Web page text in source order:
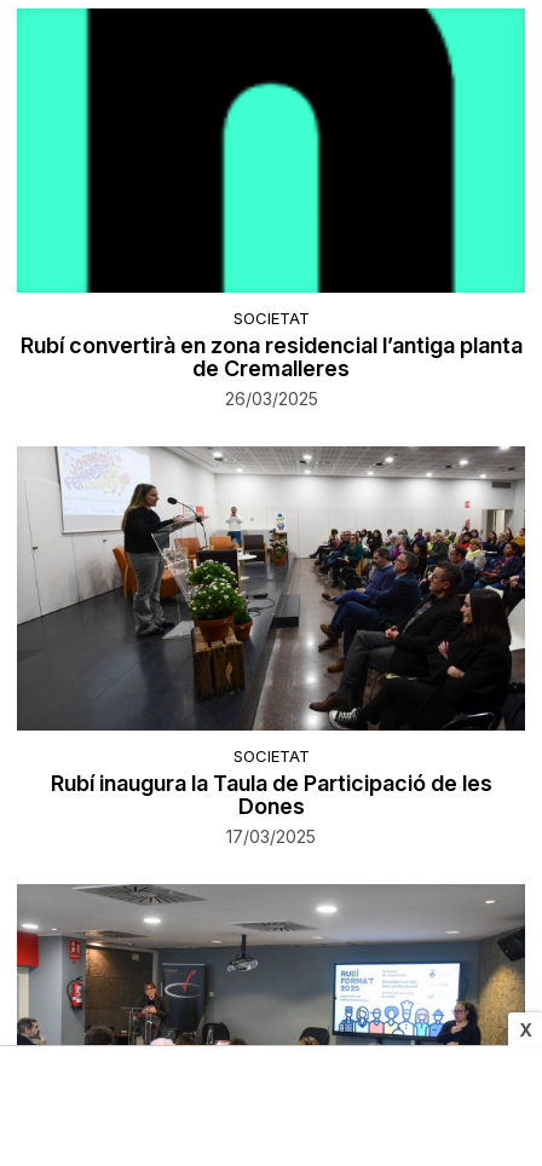
X
SOCIETAT
Rubí convertirà en zona residencial l’antiga planta
de Cremalleres
26/03/2025
SOCIETAT
Rubí inaugura la Taula de Participació de les
Dones
17/03/2025